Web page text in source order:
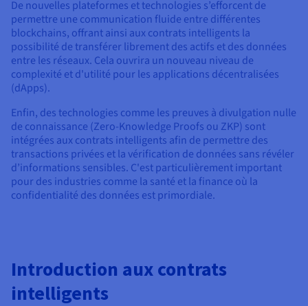
De nouvelles plateformes et technologies s’efforcent de
permettre une communication fluide entre différentes
blockchains, offrant ainsi aux contrats intelligents la
possibilité de transférer librement des actifs et des données
entre les réseaux. Cela ouvrira un nouveau niveau de
complexité et d'utilité pour les applications décentralisées
(dApps).
Enfin, des technologies comme les preuves à divulgation nulle
de connaissance (Zero-Knowledge Proofs ou ZKP) sont
intégrées aux contrats intelligents afin de permettre des
transactions privées et la vérification de données sans révéler
d’informations sensibles. C'est particulièrement important
pour des industries comme la santé et la finance où la
confidentialité des données est primordiale.
Introduction aux contrats
intelligents